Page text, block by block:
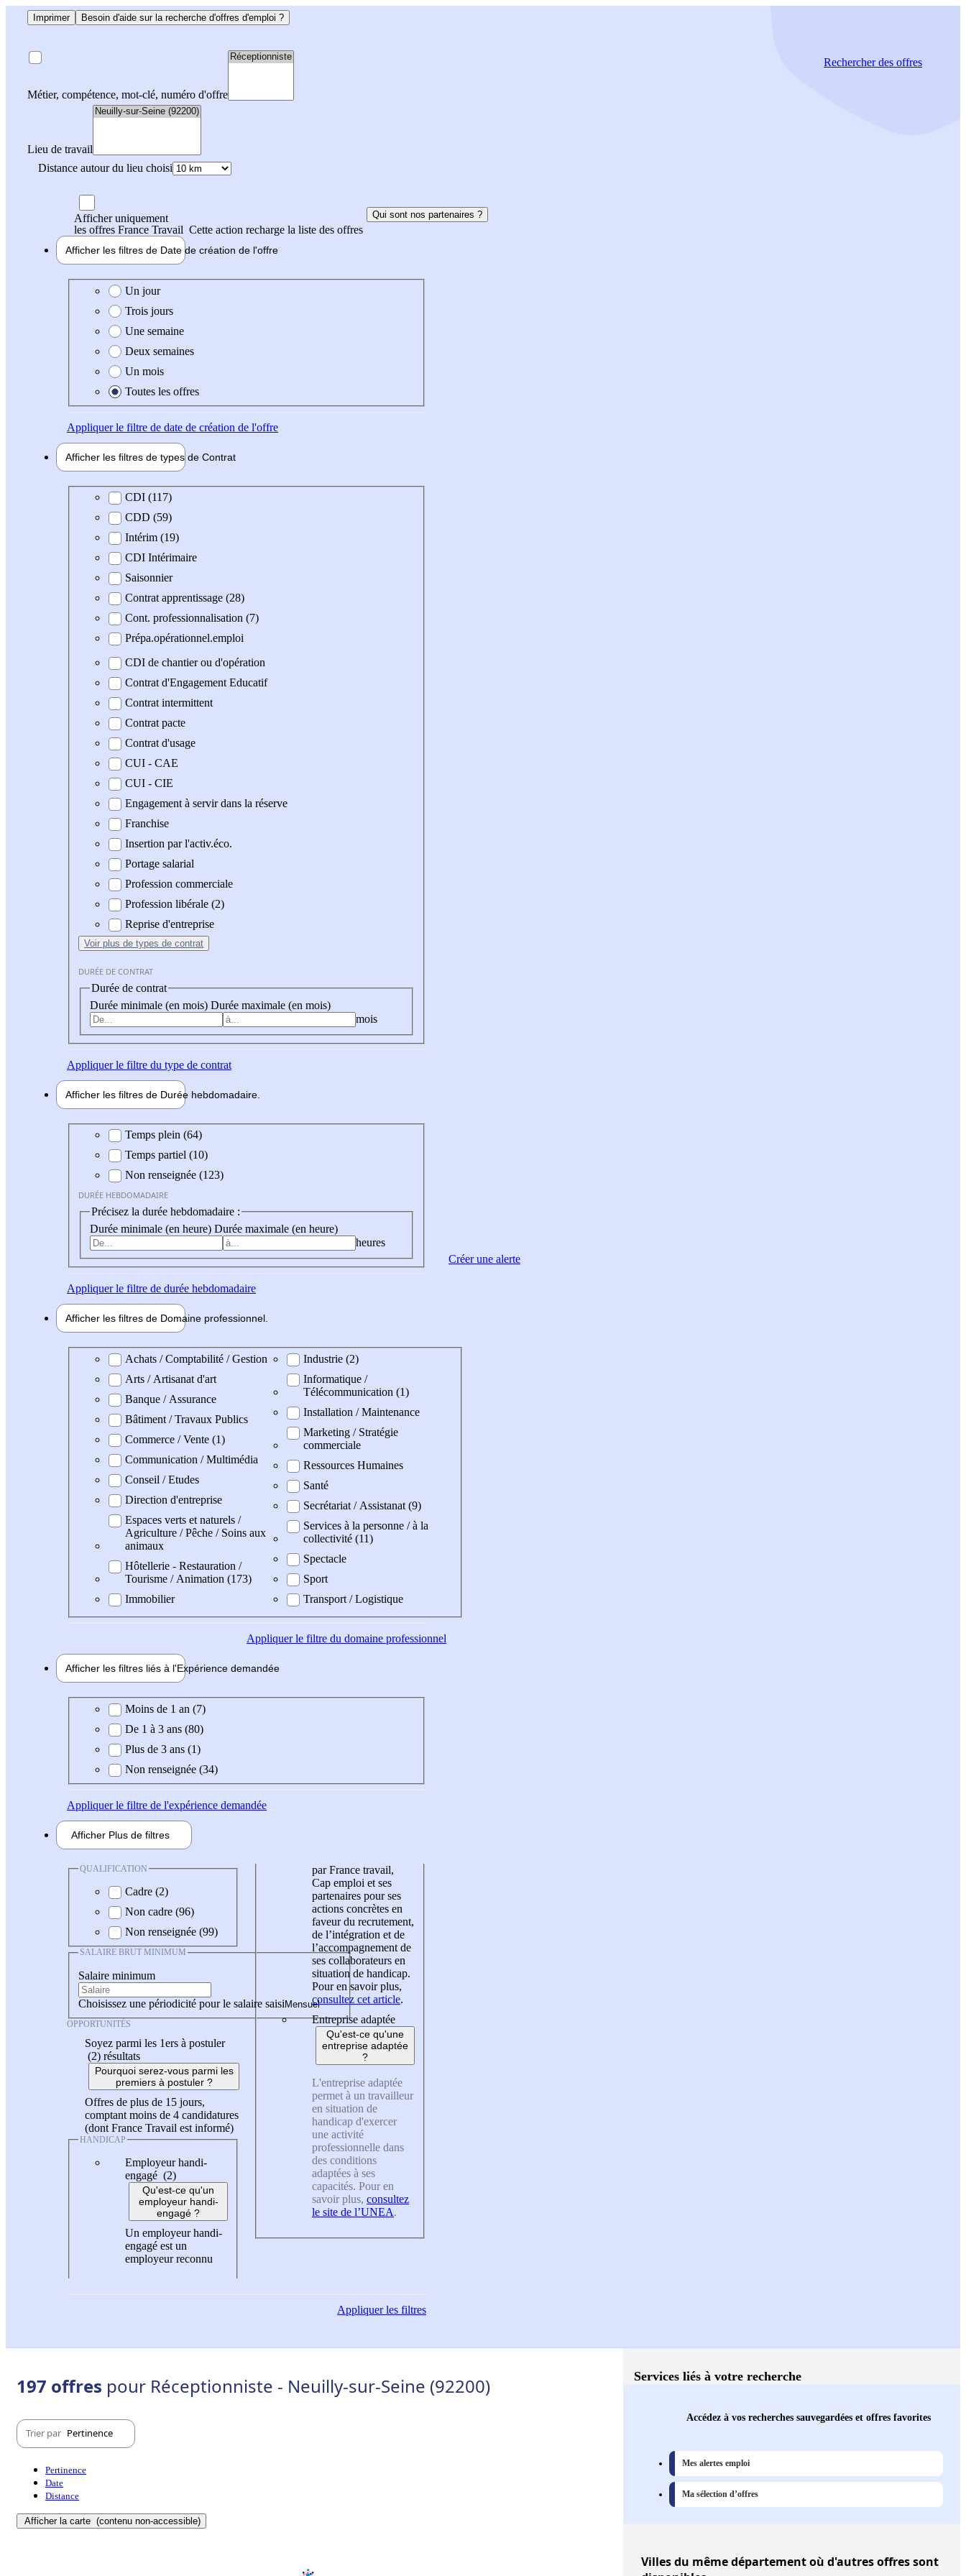
Imprimer Besoin d'aide sur la recherche d'offres d'emploi ?
Métier, compétence, mot-clé, numéro d'offre
Lieu de travail
Distance autour du lieu choisi
Rechercherdes offres
Afficher uniquement
les offres France Travail Cette action recharge la liste des offres
Qui sont nos partenaires ?
Afficher les filtres de Date de création de l'offre
Date de création de l'offre
Un jour
Trois jours
Une semaine
Deux semaines
Un mois
Toutes les offres
Appliquerle filtre de date de création de l'offre
Afficher les filtres de types de Contrat
Type de contratCDI (117)
CDD (59)
Intérim (19)
CDI Intérimaire
Saisonnier
Contrat apprentissage (28)
Cont. professionnalisation (7)
Prépa.opérationnel.emploi
CDI de chantier ou d'opération
Contrat d'Engagement Educatif
Contrat intermittent
Contrat pacte
Contrat d'usage
CUI - CAE
CUI - CIE
Engagement à servir dans la réserve
Franchise
Insertion par l'activ.éco.
Portage salarial
Profession commerciale
Profession libérale (2)
Reprise d'entreprise
Voir plus de types de contrat
DURÉE DE CONTRAT
Durée de contrat
Durée minimale (en mois) Durée maximale (en mois)
mois
Appliquerle filtre du type de contrat
Afficher les filtres de Durée hebdomadaire
Durée hebdomadaire
Temps plein (64)
Temps partiel (10)
Non renseignée (123)
DURÉE HEBDOMADAIRE
Précisez la durée hebdomadaire :
Durée minimale (en heure) Durée maximale (en heure)
heures
Appliquerle filtre de durée hebdomadaire
Afficher les filtres de Domaine professionnel
Domaine professionel
Achats / Comptabilité / Gestion
Arts / Artisanat d'art
Banque / Assurance
Bâtiment / Travaux Publics
Commerce / Vente (1)
Communication / Multimédia
Conseil / Etudes
Direction d'entreprise
Espaces verts et naturels /
Agriculture / Pêche / Soins aux
animaux
Hôtellerie - Restauration /
Tourisme / Animation (173)
Immobilier
Industrie (2)
Informatique /
Télécommunication (1)
Installation / Maintenance
Marketing / Stratégie
commerciale
Ressources Humaines
Santé
Secrétariat / Assistanat (9)
Services à la personne / à la
collectivité (11)
Spectacle
Sport
Transport / Logistique
Appliquerle filtre du domaine professionnel
Afficher les filtres liés à l'Expérience demandée
Expérience demandée
Moins de 1 an (7)
De 1 à 3 ans (80)
Plus de 3 ans (1)
Non renseignée (34)
Appliquerle filtre de l'expérience demandée
Afficher Plus de filtres
QUALIFICATION
Cadre (2)
Non cadre (96)
Non renseignée (99)
SALAIRE BRUT MINIMUM
Salaire minimum
Choisissez une périodicité pour le salaire saisi
OPPORTUNITÉS
Soyez parmi les 1ers à postuler
(2) résultats
Pourquoi serez-vous parmi les
premiers à postuler ?
Offres de plus de 15 jours,
comptant moins de 4 candidatures
(dont France Travail est informé)
HANDICAP
Employeur handi-
engagé (2)
Qu'est-ce qu'un
employeur handi-
engagé ?
Un employeur handi-
engagé est un
employeur reconnu
par France travail,
Cap emploi et ses
partenaires pour ses
actions concrètes en
faveur du recrutement,
de l’intégration et de
l’accompagnement de
ses collaborateurs en
situation de handicap.
Pour en savoir plus,
consultez cet article.
Entreprise adaptée
Qu'est-ce qu'une
entreprise adaptée
?
L'entreprise adaptée
permet à un travailleur
en situation de
handicap d'exercer
une activité
professionnelle dans
des conditions
adaptées à ses
capacités. Pour en
savoir plus, consultez
le site de l’UNEA.
Appliquerles filtres
Créer une alerte
197 offres pour Réceptionniste - Neuilly-sur-Seine (92200)
Trier par Pertinence
Pertinence
Date
Distance
Afficher la carte (contenu non-accessible)
Services liés à votre recherche
Accédez à vos recherches sauvegardées et offres favorites
Mes alertes emploi
Ma sélection d’offres
Villesdu même département où d'autres offres sont